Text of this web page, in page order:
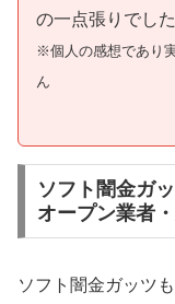
の一点張りでした
※個人の感想であり
ん
ソフト闇金ガ
オープン業者
ソフト闇金ガッツ